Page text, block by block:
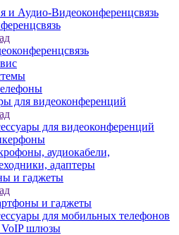
и Аудио-Видеоконференцсвязь
для видеоконференций
для видеоконференций
аудиокабели,
адаптеры
и гаджеты
и гаджеты
для мобильных телефонов
VoIP шлюзы